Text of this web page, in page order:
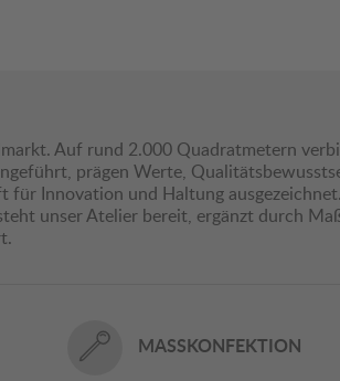
Auf rund 2.000 Quadratmetern
prägen Werte,
Innovation und Haltung
unser Atelier bereit, ergänzt durch
MASSKONFEKTION